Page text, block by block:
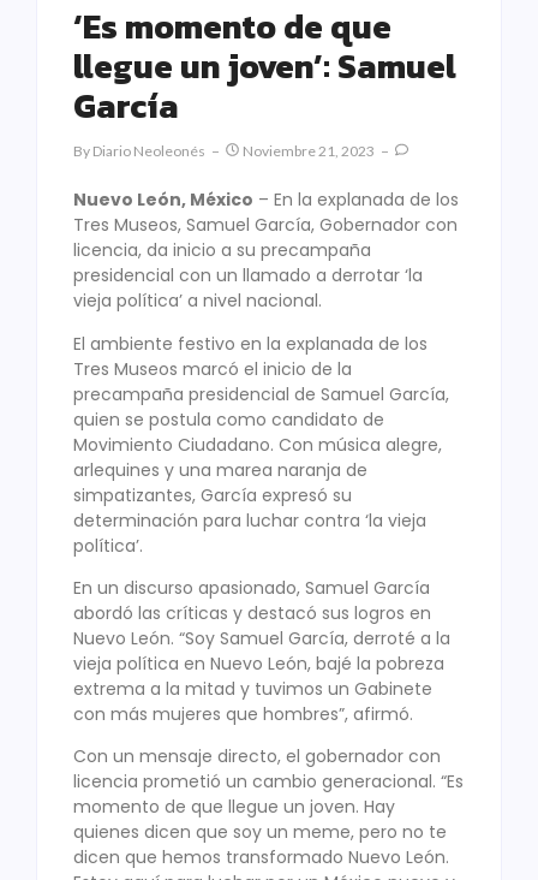
‘Es momento de que
llegue un joven’: Samuel
García
By Diario Neoleonés Noviembre 21, 2023
Nuevo León, México – En la explanada de los
Tres Museos, Samuel García, Gobernador con
licencia, da inicio a su precampaña
presidencial con un llamado a derrotar ‘la
vieja política’ a nivel nacional.
El ambiente festivo en la explanada de los
Tres Museos marcó el inicio de la
precampaña presidencial de Samuel García,
quien se postula como candidato de
Movimiento Ciudadano. Con música alegre,
arlequines y una marea naranja de
simpatizantes, García expresó su
determinación para luchar contra ‘la vieja
política’.
En un discurso apasionado, Samuel García
abordó las críticas y destacó sus logros en
Nuevo León. “Soy Samuel García, derroté a la
vieja política en Nuevo León, bajé la pobreza
extrema a la mitad y tuvimos un Gabinete
con más mujeres que hombres”, afirmó.
Con un mensaje directo, el gobernador con
licencia prometió un cambio generacional. “Es
momento de que llegue un joven. Hay
quienes dicen que soy un meme, pero no te
dicen que hemos transformado Nuevo León.